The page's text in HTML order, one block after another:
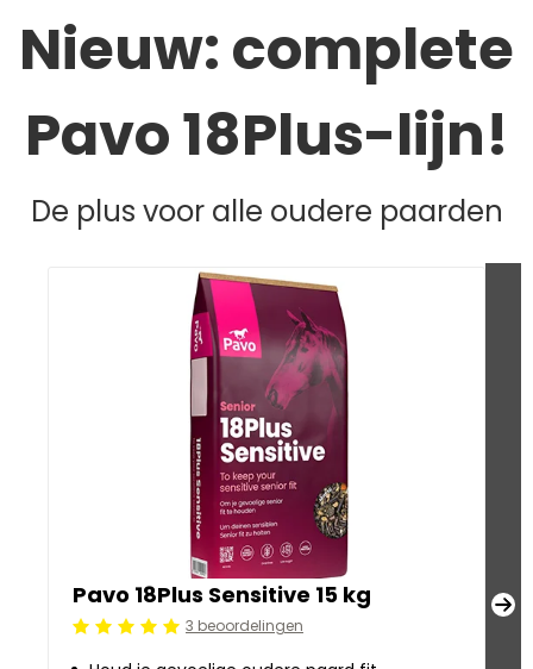
Nieuw: complete
Pavo 18Plus-lijn!
De plus voor alle oudere paarden
Pavo 18Plus Sensitive 15 kg
Beoordeling: 5/53 beoordelingen